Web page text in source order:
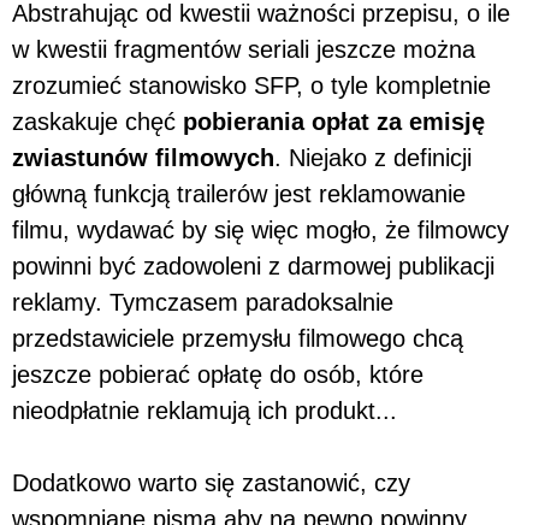
Abstrahując od kwestii ważności przepisu, o ile
w kwestii fragmentów seriali jeszcze można
zrozumieć stanowisko SFP, o tyle kompletnie
zaskakuje chęć pobierania opłat za emisję
zwiastunów filmowych. Niejako z definicji
główną funkcją trailerów jest reklamowanie
filmu, wydawać by się więc mogło, że filmowcy
powinni być zadowoleni z darmowej publikacji
reklamy. Tymczasem paradoksalnie
przedstawiciele przemysłu filmowego chcą
jeszcze pobierać opłatę do osób, które
nieodpłatnie reklamują ich produkt...
Dodatkowo warto się zastanowić, czy
wspomniane pisma aby na pewno powinny